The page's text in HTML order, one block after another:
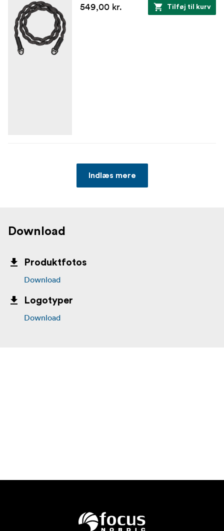
549,00 kr. Tilføj til kurv
Indlæs mere
Download
Produktfotos
Download
Logotyper
Download